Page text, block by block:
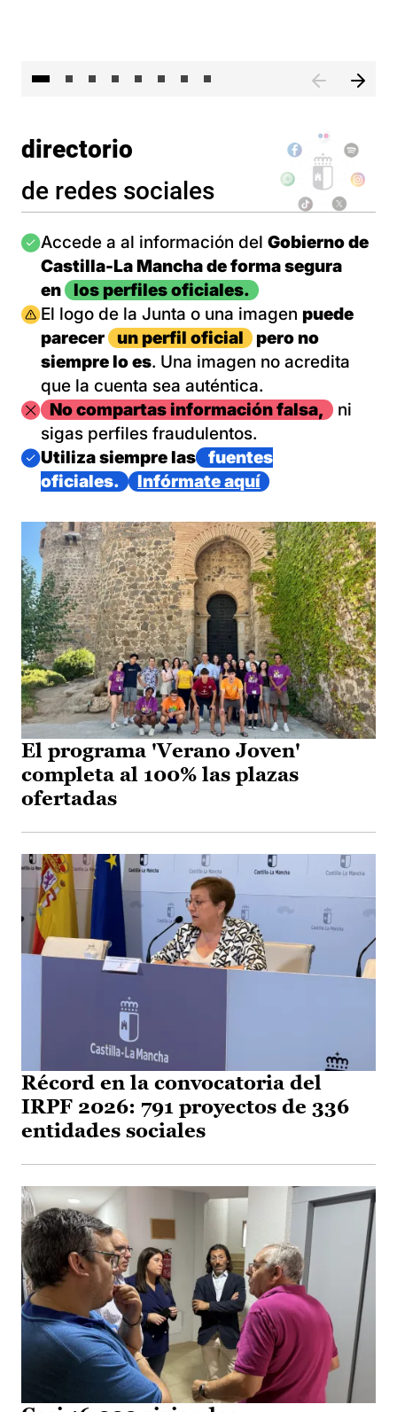
directorio
de redes sociales
Imagen
Accede a al información del Gobierno de
Castilla-La Mancha de forma segura
en
los perfiles oficiales.
Imagen
El logo de la Junta o una imagen puede
parecer
un perfil oficial
pero no
siempre lo es. Una imagen no acredita
que la cuenta sea auténtica.
ImagenNo compartas información falsa,
ni
sigas perfiles fraudulentos.
Imagen
Utiliza siempre las
fuentes
oficiales.
Infórmate aquí
El programa 'Verano Joven'
completa al 100% las plazas
ofertadas
Récord en la convocatoria del
IRPF 2026: 791 proyectos de 336
entidades sociales